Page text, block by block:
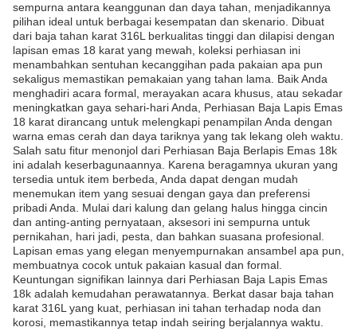
sempurna antara keanggunan dan daya tahan, menjadikannya
pilihan ideal untuk berbagai kesempatan dan skenario. Dibuat
dari baja tahan karat 316L berkualitas tinggi dan dilapisi dengan
lapisan emas 18 karat yang mewah, koleksi perhiasan ini
menambahkan sentuhan kecanggihan pada pakaian apa pun
sekaligus memastikan pemakaian yang tahan lama. Baik Anda
menghadiri acara formal, merayakan acara khusus, atau sekadar
meningkatkan gaya sehari-hari Anda, Perhiasan Baja Lapis Emas
18 karat dirancang untuk melengkapi penampilan Anda dengan
warna emas cerah dan daya tariknya yang tak lekang oleh waktu.
Salah satu fitur menonjol dari Perhiasan Baja Berlapis Emas 18k
ini adalah keserbagunaannya. Karena beragamnya ukuran yang
tersedia untuk item berbeda, Anda dapat dengan mudah
menemukan item yang sesuai dengan gaya dan preferensi
pribadi Anda. Mulai dari kalung dan gelang halus hingga cincin
dan anting-anting pernyataan, aksesori ini sempurna untuk
pernikahan, hari jadi, pesta, dan bahkan suasana profesional.
Lapisan emas yang elegan menyempurnakan ansambel apa pun,
membuatnya cocok untuk pakaian kasual dan formal.
Keuntungan signifikan lainnya dari Perhiasan Baja Lapis Emas
18k adalah kemudahan perawatannya. Berkat dasar baja tahan
karat 316L yang kuat, perhiasan ini tahan terhadap noda dan
korosi, memastikannya tetap indah seiring berjalannya waktu.